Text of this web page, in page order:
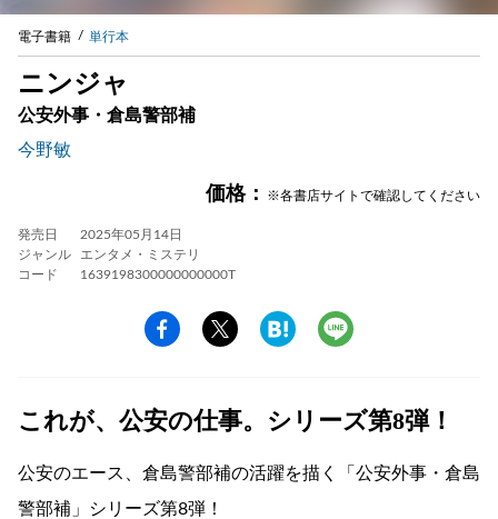
電子書籍 単行本
ニンジャ
公安外事・倉島警部補
今野敏
価格： ※各書店サイトで確認してください
発売日
2025年05月14日
ジャンル
エンタメ・ミステリ
コード
1639198300000000000T
これが、公安の仕事。シリーズ第8弾！
公安のエース、倉島警部補の活躍を描く「公安外事・倉島
警部補」シリーズ第8弾！